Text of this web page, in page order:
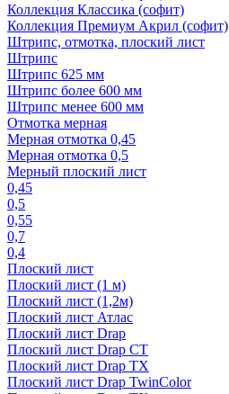
Коллекция Классика (софит)
Коллекция Премиум Акрил (софит)
Штрипс, отмотка, плоский лист
Штрипс
Штрипс 625 мм
Штрипс более 600 мм
Штрипс менее 600 мм
Отмотка мерная
Мерная отмотка 0,45
Мерная отмотка 0,5
Мерный плоский лист
0,45
0,5
0,55
0,7
0,4
Плоский лист
Плоский лист (1 м)
Плоский лист (1,2м)
Плоский лист Атлас
Плоский лист Drap
Плоский лист Drap СТ
Плоский лист Drap TX
Плоский лист Drap TwinColor